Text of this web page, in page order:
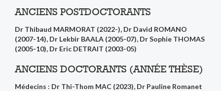
ANCIENS POSTDOCTORANTS
Dr Thibaud MARMORAT (2022-), Dr David ROMANO
(2007-14), Dr Lekbir BAALA (2005-07), Dr Sophie THOMAS
(2005-10), Dr Eric DETRAIT (2003-05)
ANCIENS DOCTORANTS (ANNÉE THÈSE)
Médecins : Dr Thi-Thom MAC (2023), Dr Pauline Romanet